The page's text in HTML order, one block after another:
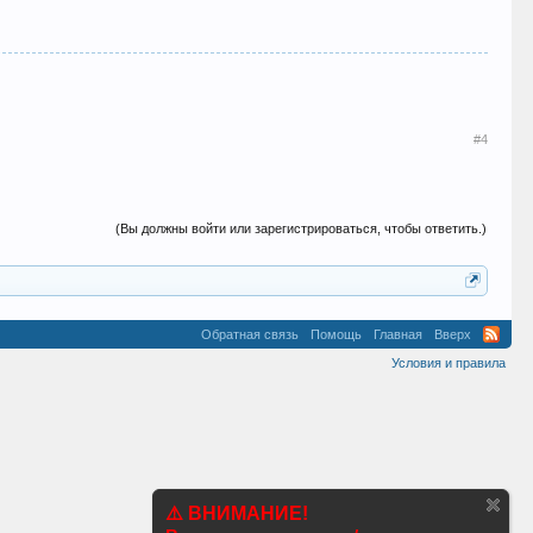
⚠️ ВНИМАНИЕ!
#4
(Вы должны войти или зарегистрироваться, чтобы ответить.)
Обратная связь Помощь Главная
Вверх
Условия и правила